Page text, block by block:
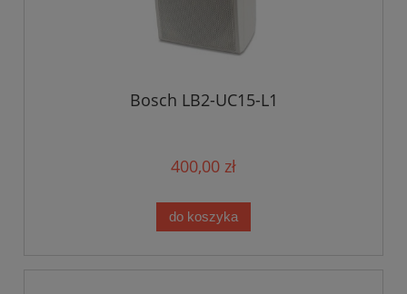
Bosch LB2-UC15-L1
400,00 zł
do koszyka